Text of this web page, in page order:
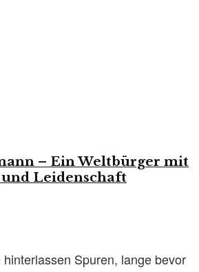
– Ein Weltbürger mit
Leidenschaft
Spuren, lange bevor